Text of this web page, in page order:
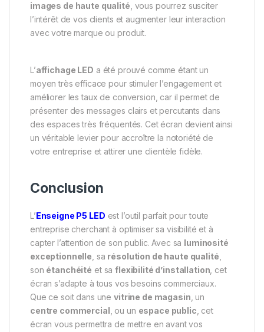
images de haute qualité, vous pourrez susciter
l’intérêt de vos clients et augmenter leur interaction
avec votre marque ou produit.
L’affichage LED a été prouvé comme étant un
moyen très efficace pour stimuler l’engagement et
améliorer les taux de conversion, car il permet de
présenter des messages clairs et percutants dans
des espaces très fréquentés. Cet écran devient ainsi
un véritable levier pour accroître la notoriété de
votre entreprise et attirer une clientèle fidèle.
Conclusion
L’Enseigne P5 LED est l’outil parfait pour toute
entreprise cherchant à optimiser sa visibilité et à
capter l’attention de son public. Avec sa luminosité
exceptionnelle , sa résolution de haute qualité
son étanchéité et saflexibilité d’installation , cet
écran s’adapte à tous vos besoins commerciaux.
Que ce soit dans unevitrine de magasin , un
centre commercial , ou un espace public , cet
écran vous permettra de mettre en avant vos